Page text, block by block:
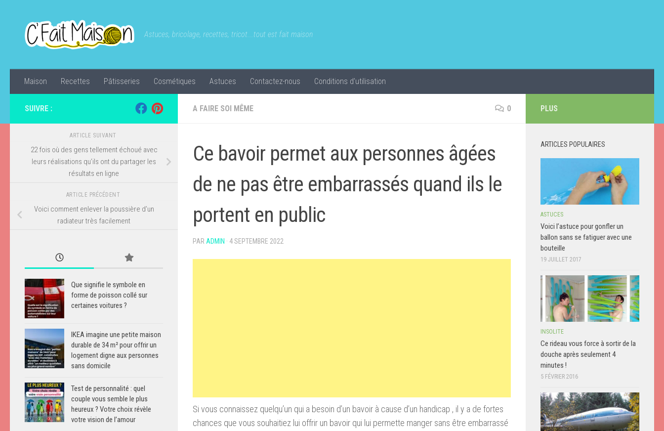
Astuces, bricolage, recettes, tricot...tout est fait maison
Maison Recettes Pâtisseries Cosmétiques Astuces Contactez-nous Conditions d’utilisation
A FAIRE SOI MÊME 0
Ce bavoir permet aux personnes âgées
de ne pas être embarrassés quand ils le
portent en public
PAR ADMIN · 4 SEPTEMBRE 2022
Si vous connaissez quelqu’un qui a besoin d’un bavoir à cause d’un handicap , il y a de fortes
chances que vous souhaitiez lui offrir un bavoir qui lui permette manger sans être embarrassé
SUIVRE :
ARTICLE SUIVANT
22 fois où des gens tellement échoué avec
leurs réalisations qu’ils ont du partager les
résultats en ligne
ARTICLE PRÉCÉDENT
Voici comment enlever la poussière d’un
radiateur très facilement
Que signifie le symbole en
forme de poisson collé sur
certaines voitures ?
IKEA imagine une petite maison
durable de 34 m² pour offrir un
logement digne aux personnes
sans domicile
Test de personnalité : quel
couple vous semble le plus
heureux ? Votre choix révèle
votre vision de l’amour
PLUS
ARTICLES POPULAIRES
ASTUCES
Voici l’astuce pour gonfler un
ballon sans se fatiguer avec une
bouteille
19 JUILLET 2017
INSOLITE
Ce rideau vous force à sortir de la
douche après seulement 4
minutes !
5 FÉVRIER 2016